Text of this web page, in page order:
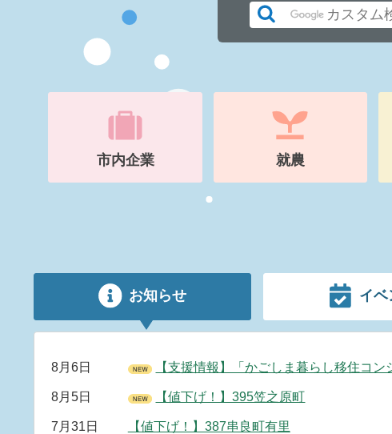
市内企業 就農
お知らせ
8月6日 【支援情報】「かごしま暮らし移住コンシェルジュ」スタート
8月5日 【値下げ！】395笠之原町
7月31日 【値下げ！】387串良町有里
イベ